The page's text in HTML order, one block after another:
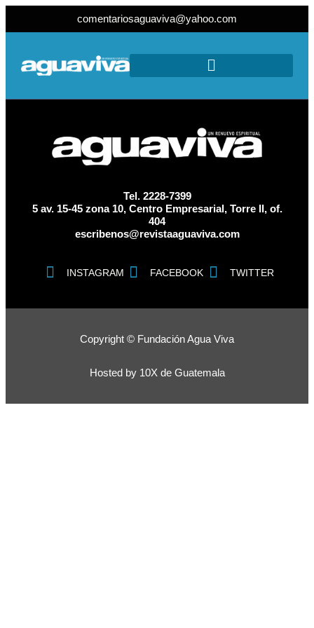
comentariosaguaviva@yahoo.com
Tel. 2228-7399
5 av. 15-45 zona 10, Centro Empresarial, Torre II, of.
404
escribenos@revistaaguaviva.com
INSTAGRAM FACEBOOK TWITTER
Copyright © Fundación Agua Viva
Hosted by 10X de Guatemala